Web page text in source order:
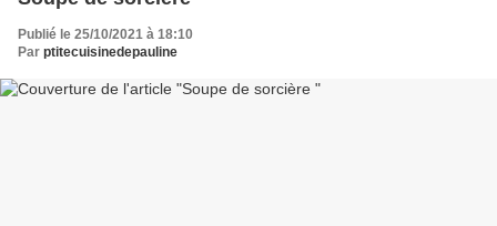
Publié le 25/10/2021 à 18:10
Par ptitecuisinedepauline